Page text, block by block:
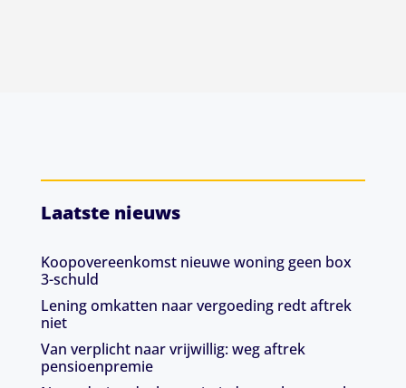
Laatste nieuws
Koopovereenkomst nieuwe woning geen box
3-schuld
Lening omkatten naar vergoeding redt aftrek
niet
Van verplicht naar vrijwillig: weg aftrek
pensioenpremie